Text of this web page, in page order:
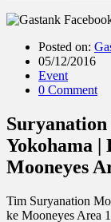
Posted on:
05/12/2016
Event
0 Comment
Yokohama
Mooneyes
Tim Suryanation
ke Mooneyes Area